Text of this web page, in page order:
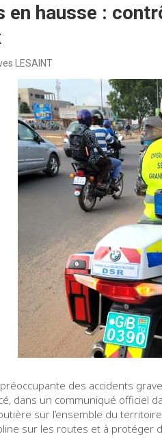
en hausse :
LESAINT
des accidents
dans un communiqué officiel
sur l’ensemble du
sur les routes et à protéger